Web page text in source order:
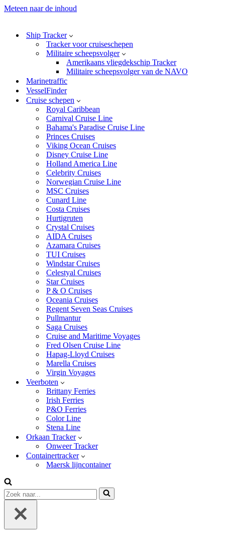
Meteen naar de inhoud
Ship Tracker
Tracker voor cruiseschepen
Militaire scheepsvolger
Amerikaans vliegdekschip Tracker
Militaire scheepsvolger van de NAVO
Marinetraffic
VesselFinder
Cruise schepen
Royal Caribbean
Carnival Cruise Line
Bahama's Paradise Cruise Line
Princes Cruises
Viking Ocean Cruises
Disney Cruise Line
Holland America Line
Celebrity Cruises
Norwegian Cruise Line
MSC Cruises
Cunard Line
Costa Cruises
Hurtigruten
Crystal Cruises
AIDA Cruises
Azamara Cruises
TUI Cruises
Windstar Cruises
Celestyal Cruises
Star Cruises
P & O Cruises
Oceania Cruises
Regent Seven Seas Cruises
Pullmantur
Saga Cruises
Cruise and Maritime Voyages
Fred Olsen Cruise Line
Hapag-Lloyd Cruises
Marella Cruises
Virgin Voyages
Veerboten
Brittany Ferries
Irish Ferries
P&O Ferries
Color Line
Stena Line
Orkaan Tracker
Onweer Tracker
Containertracker
Maersk lijncontainer
Zoek
naar...